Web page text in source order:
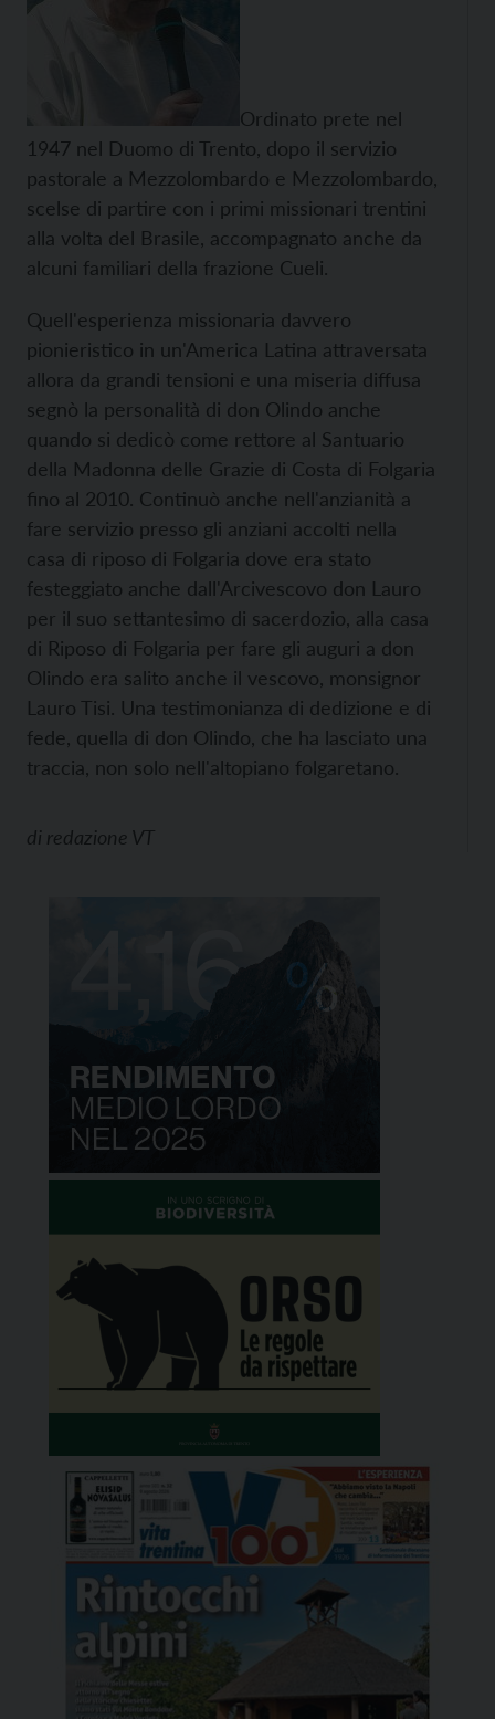
Ordinato prete nel
1947 nel Duomo di Trento, dopo il servizio
pastorale a Mezzolombardo e Mezzolombardo,
scelse di partire con i primi missionari trentini
alla volta del Brasile, accompagnato anche da
alcuni familiari della frazione Cueli.
Quell'esperienza missionaria davvero
pionieristico in un'America Latina attraversata
allora da grandi tensioni e una miseria diffusa
segnò la personalità di don Olindo anche
quando si dedicò come rettore al Santuario
della Madonna delle Grazie di Costa di Folgaria
fino al 2010. Continuò anche nell'anzianità a
fare servizio presso gli anziani accolti nella
casa di riposo di Folgaria dove era stato
festeggiato anche dall'Arcivescovo don Lauro
per il suo settantesimo di sacerdozio, alla casa
di Riposo di Folgaria per fare gli auguri a don
Olindo era salito anche il vescovo, monsignor
Lauro Tisi. Una testimonianza di dedizione e di
fede, quella di don Olindo, che ha lasciato una
traccia, non solo nell'altopiano folgaretano.
di redazione VT